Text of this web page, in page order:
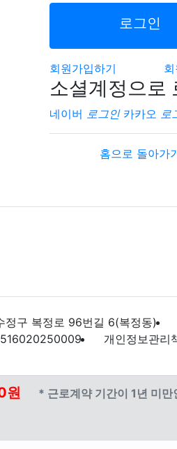
로그인
회원가입하기
소셜계정으로
네이버 로그인 카카오 로
홈으로 돌아가
정구 복정로 96번길 6(복정동)
개인정보관리
원 * 근로계약 기간이 1년 미